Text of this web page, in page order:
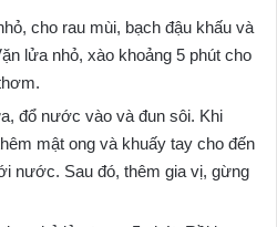
cho rau mùi, bạch đậu khấu và
lửa nhỏ, xào khoảng 5 phút cho
đổ nước vào và đun sôi. Khi
mật ong và khuấy tay cho đến
nước. Sau đó, thêm gia vị, gừng